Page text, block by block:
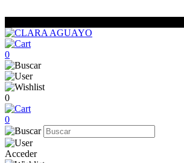
0
0
0
Acceder